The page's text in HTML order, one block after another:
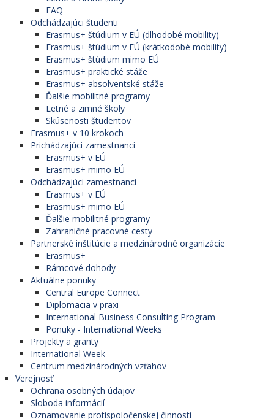
FAQ
Odchádzajúci študenti
Erasmus+ štúdium v EÚ (dlhodobé mobility)
Erasmus+ štúdium v EÚ (krátkodobé mobility)
Erasmus+ štúdium mimo EÚ
Erasmus+ praktické stáže
Erasmus+ absolventské stáže
Ďalšie mobilitné programy
Letné a zimné školy
Skúsenosti študentov
Erasmus+ v 10 krokoch
Prichádzajúci zamestnanci
Erasmus+ v EÚ
Erasmus+ mimo EÚ
Odchádzajúci zamestnanci
Erasmus+ v EÚ
Erasmus+ mimo EÚ
Ďalšie mobilitné programy
Zahraničné pracovné cesty
Partnerské inštitúcie a medzinárodné organizácie
Erasmus+
Rámcové dohody
Aktuálne ponuky
Central Europe Connect
Diplomacia v praxi
International Business Consulting Program
Ponuky - International Weeks
Projekty a granty
International Week
Centrum medzinárodných vzťahov
Verejnosť
Ochrana osobných údajov
Sloboda informácií
Oznamovanie protispoločenskej činnosti